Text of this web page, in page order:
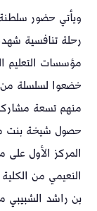
ويأتي حضور
مؤسسات التعليم
خضعوا لسلسلة من
منهم تسعة
حصول شيخة بنت
المركز الأول
النعيمي من
بن راشد الشبيبي